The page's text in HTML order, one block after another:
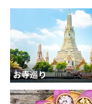
お寺巡り